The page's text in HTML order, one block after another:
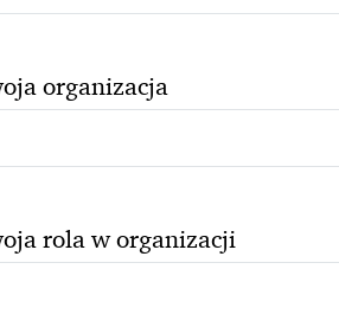
organizacja
rola w organizacji